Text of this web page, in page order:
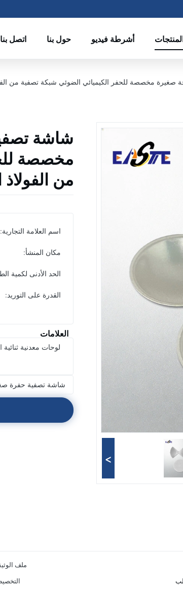
أشرطة فيديو حول بنا اتصل بنا
صغيرة مخصصة للحفر الكيميائي الضوئي شبكة تصفية من
>
شاشة
مخصصة
من
اسم العلامة التجارية:
مكان المنشأ:
الحد الأدنى لكمية
القدرة على التوريد:
العلامات
شاشة تصفية حفرة
ملف